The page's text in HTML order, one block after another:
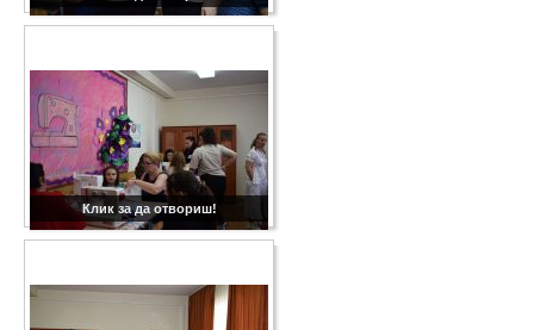
Клик за да отвориш!